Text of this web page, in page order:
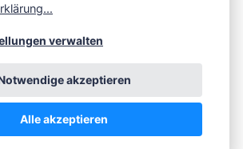
Kontakt
💪by☕ ❤️ & Publii CMS
verwalten
akzeptieren
Alle akzeptieren